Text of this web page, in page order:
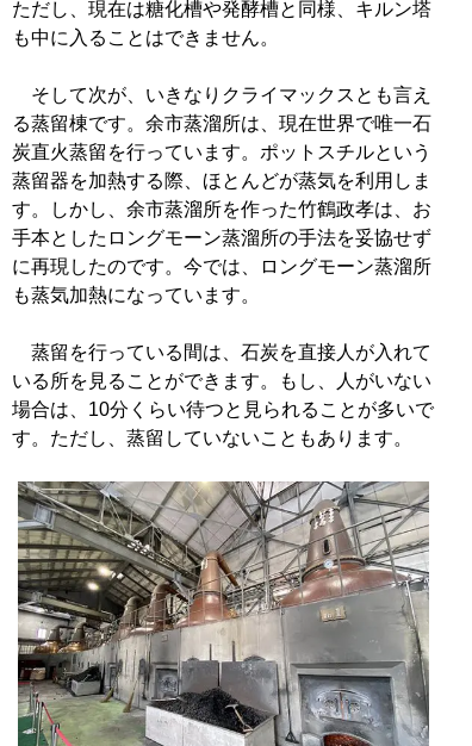
ただし、現在は糖化槽や発酵槽と同様、キルン塔
も中に入ることはできません。
そして次が、いきなりクライマックスとも言え
る蒸留棟です。余市蒸溜所は、現在世界で唯一石
炭直火蒸留を行っています。ポットスチルという
蒸留器を加熱する際、ほとんどが蒸気を利用しま
す。しかし、余市蒸溜所を作った竹鶴政孝は、お
手本としたロングモーン蒸溜所の手法を妥協せず
に再現したのです。今では、ロングモーン蒸溜所
も蒸気加熱になっています。
蒸留を行っている間は、石炭を直接人が入れて
いる所を見ることができます。もし、人がいない
場合は、10分くらい待つと見られることが多いで
す。ただし、蒸留していないこともあります。